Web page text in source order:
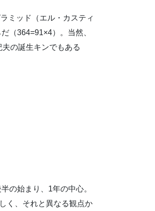
ミッド（エル・カスティ
（364=91×4）。当然、
の誕生キンでもある
の始まり、1年の中心。
く、それと異なる観点か